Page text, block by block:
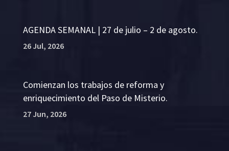
AGENDA SEMANAL | 27 de julio – 2 de agosto.
26 Jul, 2026
Comienzan los trabajos de reforma y
enriquecimiento del Paso de Misterio.
27 Jun, 2026